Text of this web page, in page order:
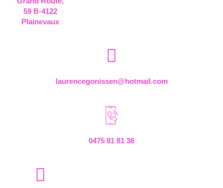
59 B-4122
Plainevaux
laurencegonissen@hotmail.com
0475 81 81 36